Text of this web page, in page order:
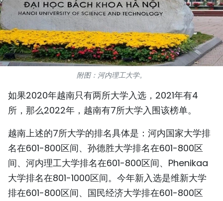
友谊桥梁
史海
多功能媒体
图表新闻
图库
视频
人民报社简介
TIẾNG VIỆT
附图：河内理工大学。
如果2020年越南只有两所大学入选，2021年有4
所，那么2022年，越南有7所大学入围该榜单。
越南上述的7所大学的排名具体是：河内国家大学排
名在601-800区间、孙德胜大学排名在601-800区
间、河内理工大学排名在601-800区间、Phenikaa
大学排名在801-1000区间。今年新入选是维新大学
排在601-800区间、国民经济大学排在601-800区